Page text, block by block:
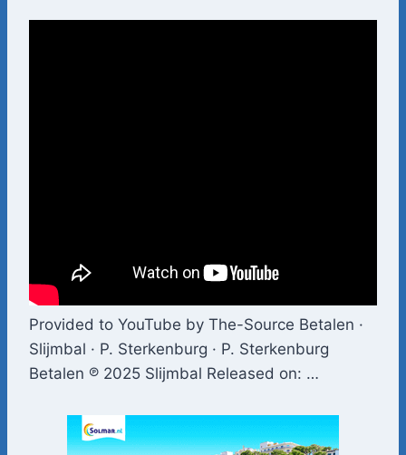
Provided to YouTube by The-Source Betalen ·
Slijmbal · P. Sterkenburg · P. Sterkenburg
Betalen ℗ 2025 Slijmbal Released on: …